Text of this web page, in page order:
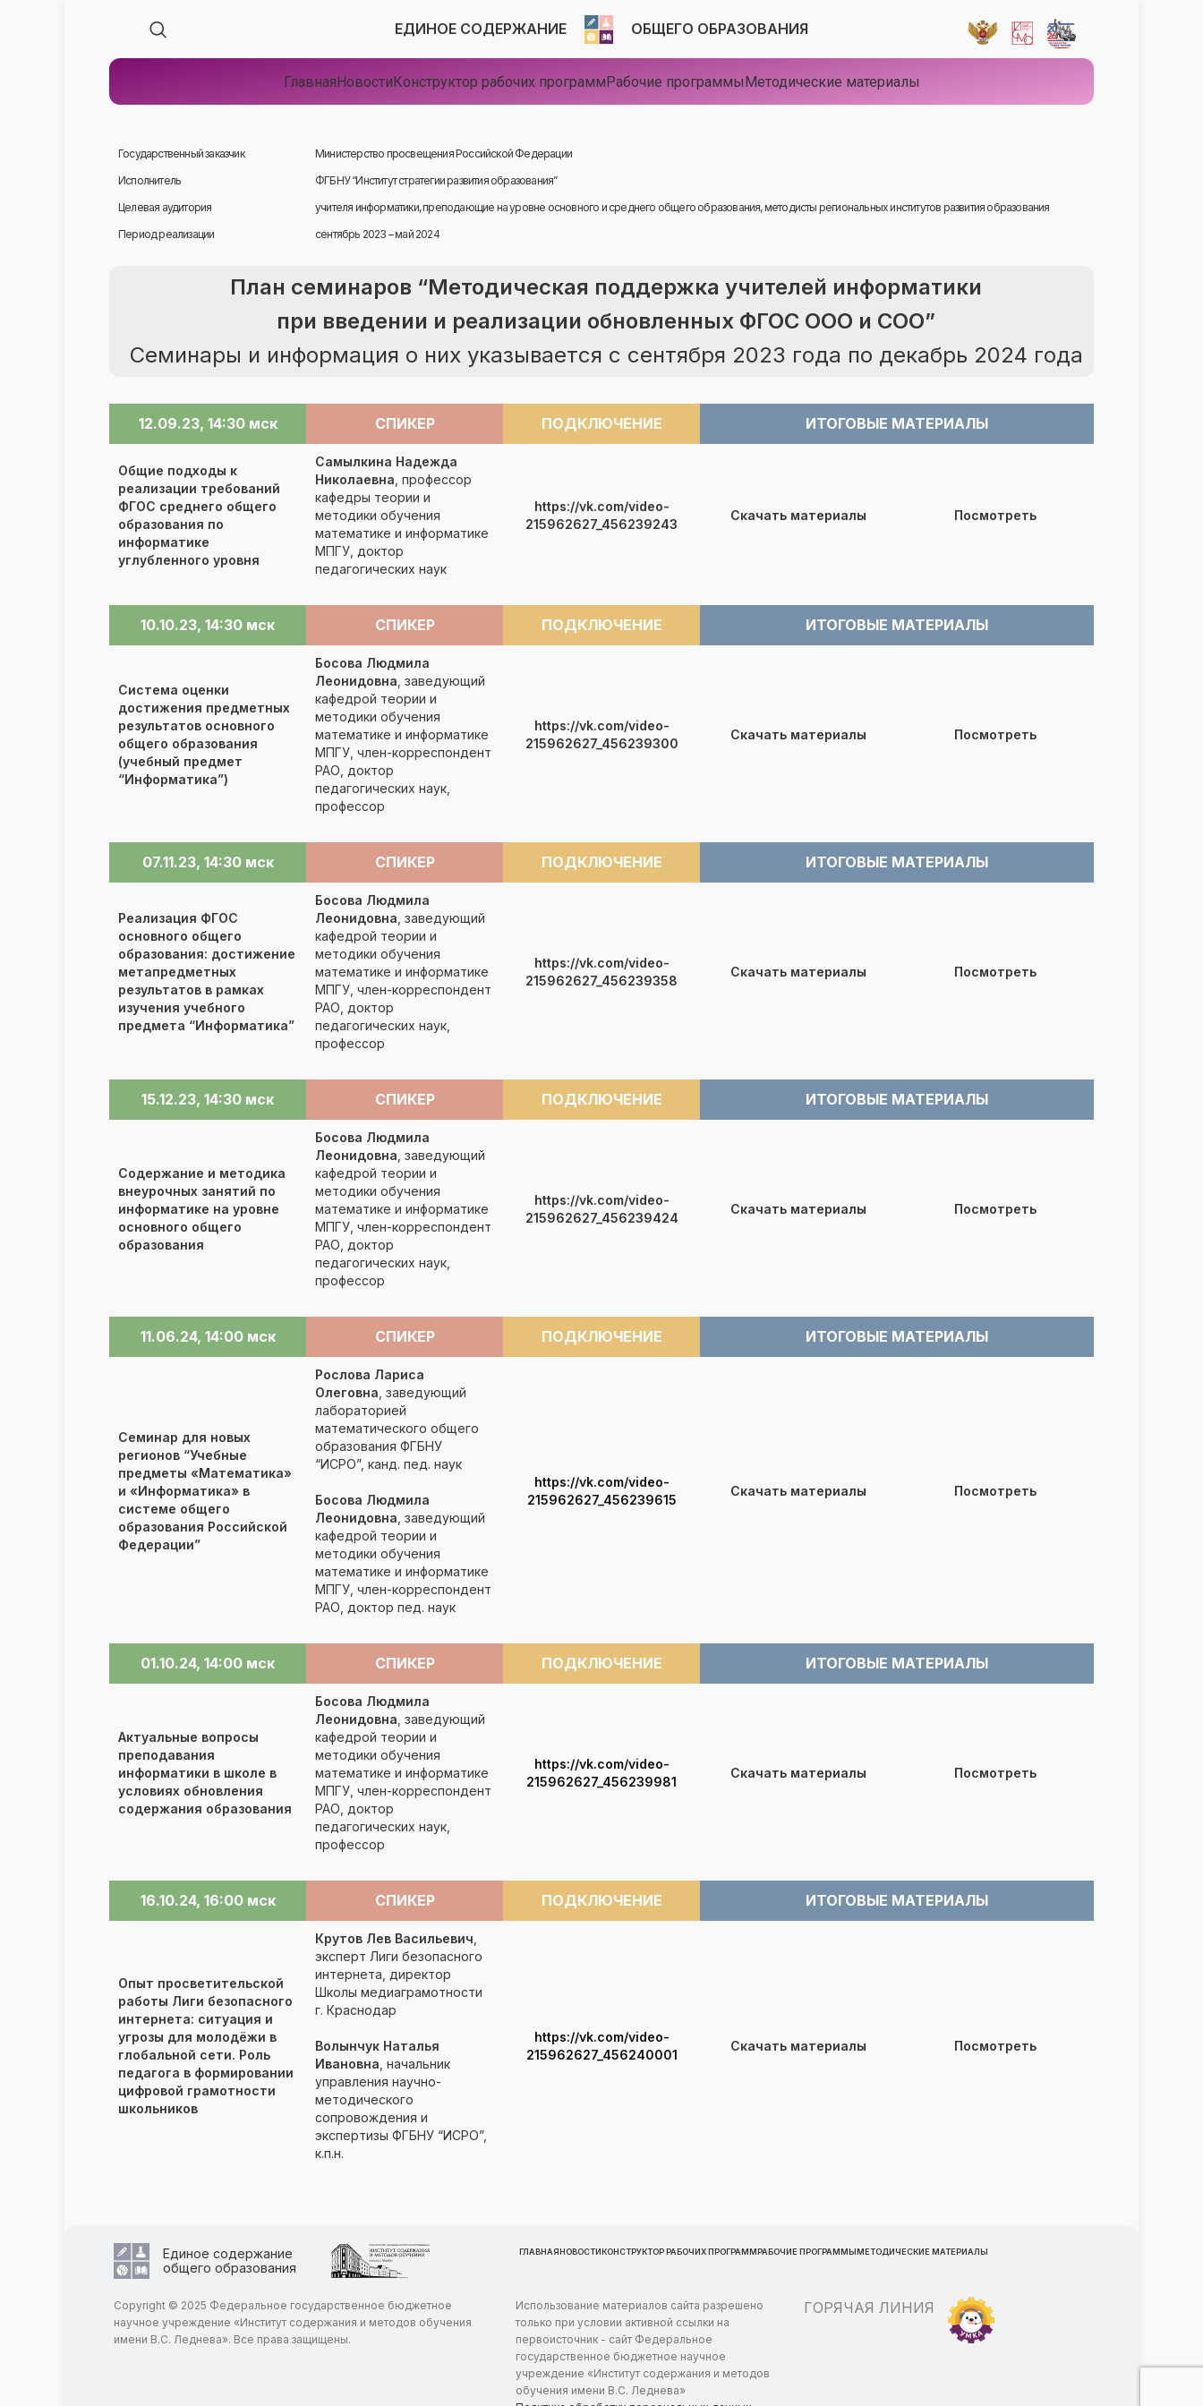
ЕДИНОЕ СОДЕРЖАНИЕ ОБЩЕГО ОБРАЗОВАНИЯ
ГлавнаяНовостиКонструктор рабочих программРабочие программыМетодические материалы
Государственный заказчик
Исполнитель
Целевая аудитория
Период реализации
Министерство просвещения Российской Федерации
ФГБНУ “Институт стратегии развития образования”
учителя информатики, преподающие на уровне основного и среднего общего образования, методисты региональных институтов развития образования
сентябрь 2023 – май 2024
План семинаров “Методическая поддержка учителей информатики
при введении и реализации обновленных ФГОС ООО и СОО”
Семинары и информация о них указывается с сентября 2023 года по декабрь 2024 года
12.09.23, 14:30 мск СПИКЕР ПОДКЛЮЧЕНИЕ ИТОГОВЫЕ МАТЕРИАЛЫ
Общие подходы к
реализации требований
ФГОС среднего общего
образования по
информатике
углубленного уровня
Самылкина Надежда
Николаевна , профессор
кафедры теории и
методики обучения
математике и информатике
МПГУ, доктор
педагогических наук
https://vk.com/video-
215962627_456239243
Скачать материалы Посмотреть
10.10.23, 14:30 мск СПИКЕР ПОДКЛЮЧЕНИЕ ИТОГОВЫЕ МАТЕРИАЛЫ
Система оценки
достижения предметных
результатов основного
общего образования
(учебный предмет
“Информатика”)
Босова Людмила
Леонидовна , заведующий
кафедрой теории и
методики обучения
математике и информатике
МПГУ, член-корреспондент
РАО, доктор
педагогических наук,
профессор
https://vk.com/video-
215962627_456239300
Скачать материалы Посмотреть
07.11.23, 14:30 мск СПИКЕР ПОДКЛЮЧЕНИЕ ИТОГОВЫЕ МАТЕРИАЛЫ
Реализация ФГОС
основного общего
образования: достижение
метапредметных
результатов в рамках
изучения учебного
предмета “Информатика”
Босова Людмила
Леонидовна , заведующий
кафедрой теории и
методики обучения
математике и информатике
МПГУ, член-корреспондент
РАО, доктор
педагогических наук,
профессор
https://vk.com/video-
215962627_456239358
Скачать материалы Посмотреть
15.12.23, 14:30 мск СПИКЕР ПОДКЛЮЧЕНИЕ ИТОГОВЫЕ МАТЕРИАЛЫ
Содержание и методика
внеурочных занятий по
информатике на уровне
основного общего
образования
Босова Людмила
Леонидовна , заведующий
кафедрой теории и
методики обучения
математике и информатике
МПГУ, член-корреспондент
РАО, доктор
педагогических наук,
профессор
https://vk.com/video-
215962627_456239424
Скачать материалы Посмотреть
11.06.24, 14:00 мск СПИКЕР ПОДКЛЮЧЕНИЕ ИТОГОВЫЕ МАТЕРИАЛЫ
Семинар для новых
регионов “Учебные
предметы «Математика»
и «Информатика» в
системе общего
образования Российской
Федерации”
Рослова Лариса
Олеговна , заведующий
лабораторией
математического общего
образования ФГБНУ
“ИСРО”, канд. пед. наук
Босова Людмила
Леонидовна , заведующий
кафедрой теории и
методики обучения
математике и информатике
МПГУ, член-корреспондент
РАО, доктор пед. наук
https://vk.com/video-
215962627_456239615
Скачать материалы Посмотреть
01.10.24, 14:00 мск СПИКЕР ПОДКЛЮЧЕНИЕ ИТОГОВЫЕ МАТЕРИАЛЫ
Актуальные вопросы
преподавания
информатики в школе в
условиях обновления
содержания образования
Босова Людмила
Леонидовна , заведующий
кафедрой теории и
методики обучения
математике и информатике
МПГУ, член-корреспондент
РАО, доктор
педагогических наук,
профессор
https://vk.com/video-
215962627_456239981
Скачать материалы Посмотреть
16.10.24, 16:00 мск СПИКЕР ПОДКЛЮЧЕНИЕ ИТОГОВЫЕ МАТЕРИАЛЫ
Опыт просветительской
работы Лиги безопасного
интернета: ситуация и
угрозы для молодёжи в
глобальной сети. Роль
педагога в формировании
цифровой грамотности
школьников
Крутов Лев Васильевич
эксперт Лиги безопасного
интернета, директор
Школы медиаграмотности
г. Краснодар
Волынчук Наталья
Ивановна , начальник
управления научно-
методического
сопровождения и
экспертизы ФГБНУ “ИСРО”,
к.п.н.
https://vk.com/video-
215962627_456240001
Скачать материалы Посмотреть
Единое содержание
общего образования
ГЛАВНАЯНОВОСТИКОНСТРУКТОР РАБОЧИХ ПРОГРАММРАБОЧИЕ ПРОГРАММЫМЕТОДИЧЕСКИЕ МАТЕРИАЛЫ
Copyright © 2025 Федеральное государственное бюджетное
научное учреждение «Институт содержания и методов обучения
имени В.С. Леднева». Все права защищены.
Использование материалов сайта разрешено
только при условии активной ссылки на
первоисточник - сайт Федеральное
государственное бюджетное научное
учреждение «Институт содержания и методов
обучения имени В.С. Леднева»
ГОРЯЧАЯ ЛИНИЯ